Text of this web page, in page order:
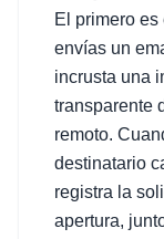
El primero
envías un
incrusta una
transparente
remoto.
destinatario
registra la
apertura,